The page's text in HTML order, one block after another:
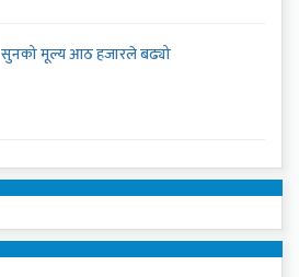
सुनको मूल्य आठ हजारले बढ्यो